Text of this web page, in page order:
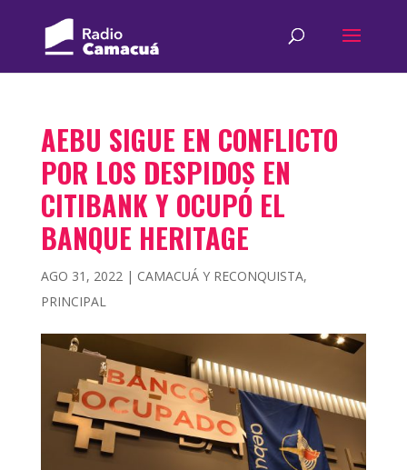
AEBU SIGUE EN CONFLICTO
POR LOS DESPIDOS EN
CITIBANK Y OCUPÓ EL
BANQUE HERITAGE
AGO 31, 2022| CAMACUÁ Y RECONQUISTA,
PRINCIPAL